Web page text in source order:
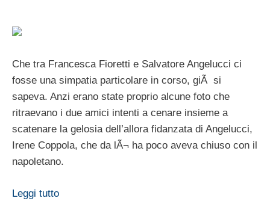
Che tra Francesca Fioretti e Salvatore Angelucci ci
fosse una simpatia particolare in corso, giÃ si
sapeva. Anzi erano state proprio alcune foto che
ritraevano i due amici intenti a cenare insieme a
scatenare la gelosia dell’allora fidanzata di Angelucci,
Irene Coppola, che da lÃ¬ ha poco aveva chiuso con il
napoletano.
Leggi tutto